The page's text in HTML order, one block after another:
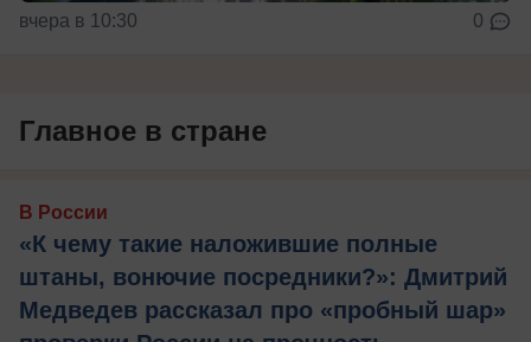
вчера в 10:30 0
Главное в стране
В России
«К чему такие наложившие полные
штаны, вонючие посредники?»: Дмитрий
Медведев рассказал про «пробный шар»